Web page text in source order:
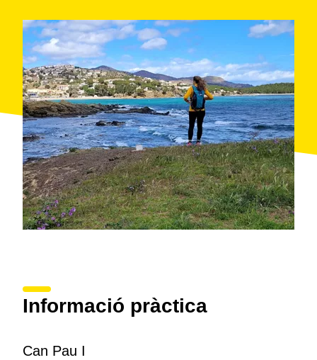
Informació pràctica
Can Pau I